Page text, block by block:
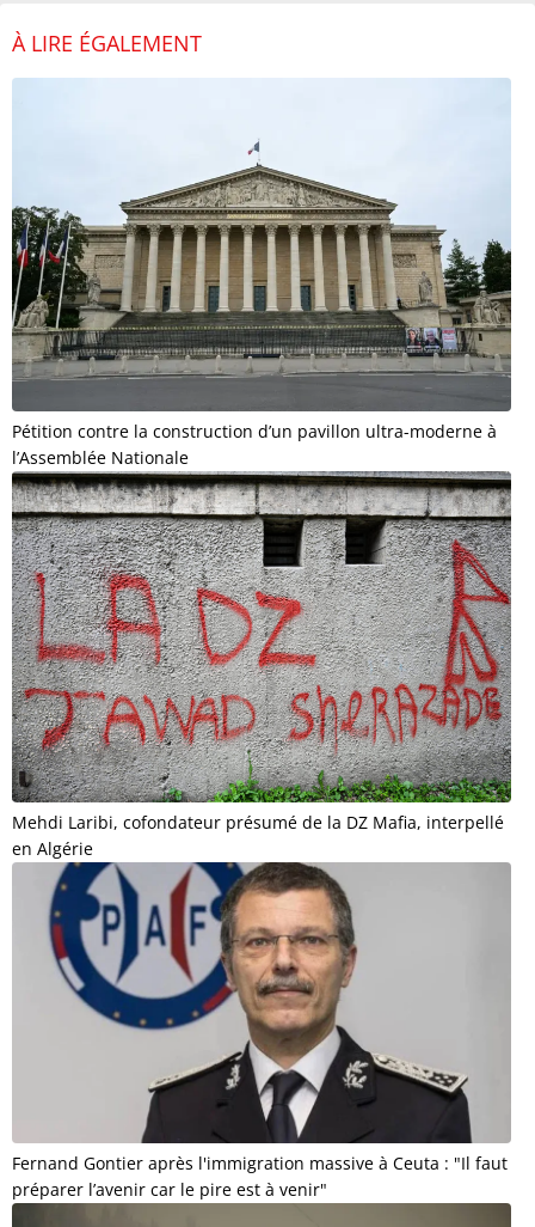
À LIRE ÉGALEMENT
Pétition contre la construction d’un pavillon ultra-moderne à
l’Assemblée Nationale
Mehdi Laribi, cofondateur présumé de la DZ Mafia, interpellé
en Algérie
Fernand Gontier après l'immigration massive à Ceuta : "Il faut
préparer l’avenir car le pire est à venir"